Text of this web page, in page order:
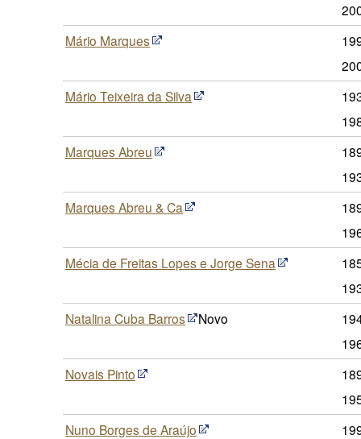
Mário Marques
Mário Teixeira da Silva
Marques Abreu
Marques Abreu & Ca
Mécia de Freitas Lopes e Jorge Sena
Natalina Cuba Barros
Novo
Novais Pinto
Nuno Borges de Araújo